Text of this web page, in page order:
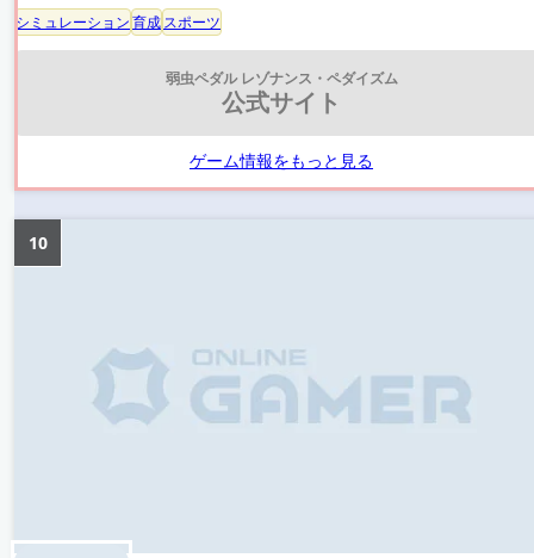
シミュレーション育成スポーツ
弱虫ペダル レゾナンス・ペダイズム
公式サイト
ゲーム情報をもっと見る
10